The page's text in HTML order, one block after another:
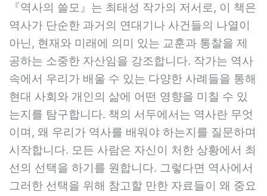
『역사의 쓸모』는 최태성 작가의 저서로, 이 책은
역사가 단순한 과거의 연대기나 사건들의 나열이
아닌, 현재와 미래에 의미 있는 교훈과 통찰을 제
공하는 소중한 자산임을 강조합니다. 작가는 역사
속에서 우리가 배울 수 있는 다양한 사례들을 통해
현대 사회와 개인의 삶에 어떤 영향을 미칠 수 있
는지를 탐구합니다. 책의 서두에서는 역사란 무엇
이며, 왜 우리가 역사를 배워야 하는지를 질문하며
시작합니다. 모든 사람은 자신이 처한 상황에서 최
선의 선택을 하기를 원합니다. 그렇다면 역사에서
그러한 선택을 위해 참고할 만한 자료들이 왜 중요